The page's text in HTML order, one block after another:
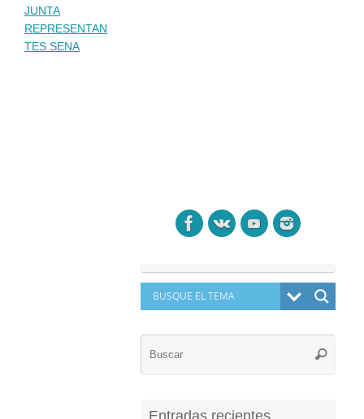
JUNTA
REPRESENTAN
TES SENA
Buscar
Entradas recientes